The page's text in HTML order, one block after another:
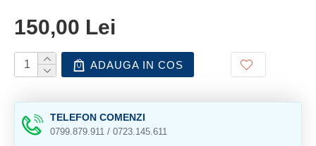
150,00 Lei
ADAUGA IN COS
TELEFON COMENZI
0799.879.911 / 0723.145.611